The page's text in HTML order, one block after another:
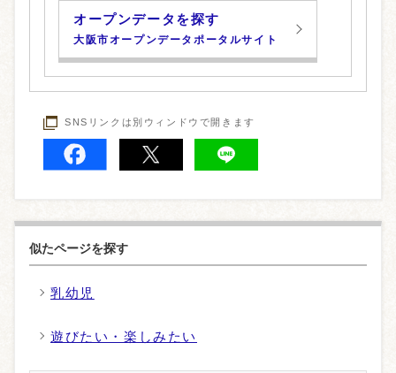
オープンデータを探す
大阪市オープンデータポータルサイト
SNSリンクは別ウィンドウで開きます
似たページを探す
乳幼児
遊びたい・楽しみたい